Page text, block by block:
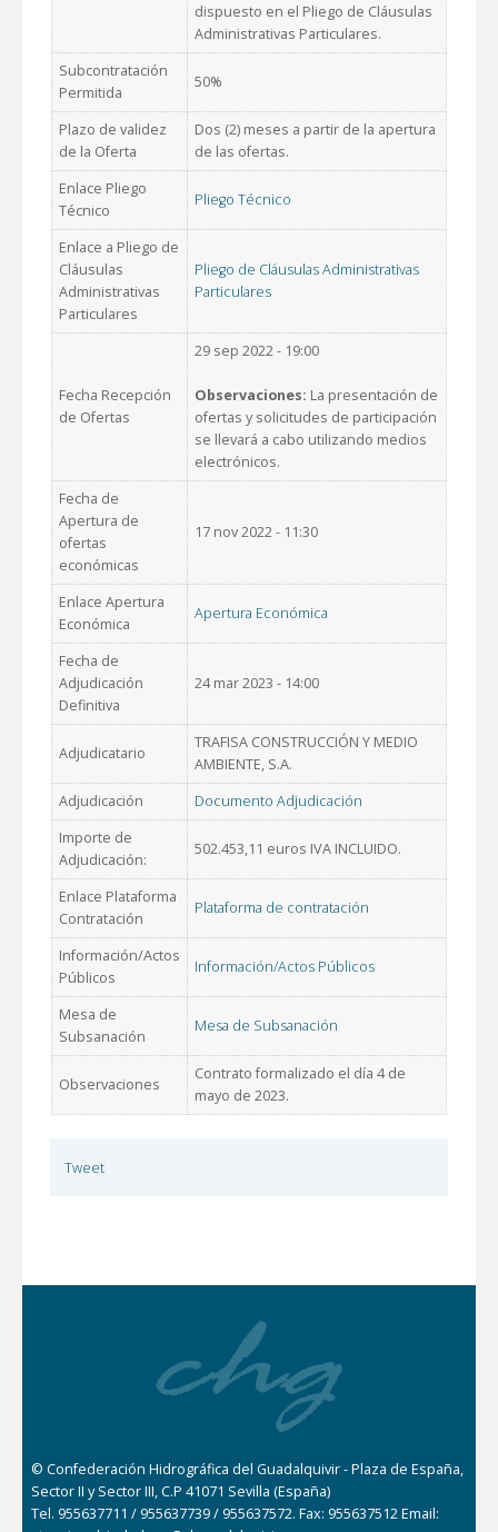
dispuesto en el Pliego de Cláusulas
Administrativas Particulares.
Subcontratación
Permitida
50%
Plazo de validez
de la Oferta
Dos (2) meses a partir de la apertura
de las ofertas.
Enlace Pliego
Técnico
Pliego Técnico
Enlace a Pliego de
Cláusulas
Administrativas
Particulares
Pliego de Cláusulas Administrativas
Particulares
Fecha Recepción
de Ofertas
29 sep 2022 - 19:00
Observaciones: La presentación de
ofertas y solicitudes de participación
se llevará a cabo utilizando medios
electrónicos.
Fecha de
Apertura de
ofertas
económicas
17 nov 2022 - 11:30
Enlace Apertura
Económica
Apertura Económica
Fecha de
Adjudicación
Definitiva
24 mar 2023 - 14:00
Adjudicatario
TRAFISA CONSTRUCCIÓN Y MEDIO
AMBIENTE, S.A.
Adjudicación
Documento Adjudicación
Importe de
Adjudicación:
502.453,11 euros IVA INCLUIDO.
Enlace Plataforma
Contratación
Plataforma de contratación
Información/Actos
Públicos
Información/Actos Públicos
Mesa de
Subsanación
Mesa de Subsanación
Observaciones
Contrato formalizado el día 4 de
mayo de 2023.
Tweet
© Confederación Hidrográfica del Guadalquivir - Plaza de España,
Sector II y Sector III, C.P 41071 Sevilla (España)
Tel. 955637711 / 955637739 / 955637572. Fax: 955637512 Email: